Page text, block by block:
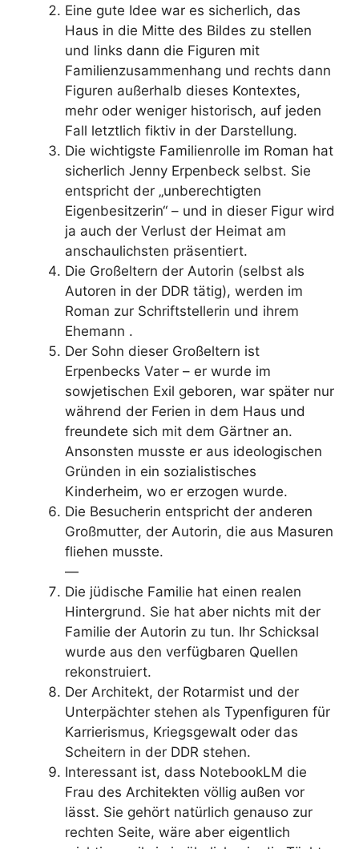
Eine gute Idee war es sicherlich, das
Haus in die Mitte des Bildes zu stellen
und links dann die Figuren mit
Familienzusammenhang und rechts dann
Figuren außerhalb dieses Kontextes,
mehr oder weniger historisch, auf jeden
Fall letztlich fiktiv in der Darstellung.
Die wichtigste Familienrolle im Roman hat
sicherlich Jenny Erpenbeck selbst. Sie
entspricht der „unberechtigten
Eigenbesitzerin“ – und in dieser Figur wird
ja auch der Verlust der Heimat am
anschaulichsten präsentiert.
Die Großeltern der Autorin (selbst als
Autoren in der DDR tätig), werden im
Roman zur Schriftstellerin und ihrem
Ehemann .
Der Sohn dieser Großeltern ist
Erpenbecks Vater – er wurde im
sowjetischen Exil geboren, war später nur
während der Ferien in dem Haus und
freundete sich mit dem Gärtner an.
Ansonsten musste er aus ideologischen
Gründen in ein sozialistisches
Kinderheim, wo er erzogen wurde.
Die Besucherin entspricht der anderen
Großmutter, der Autorin, die aus Masuren
fliehen musste.
—
Die jüdische Familie hat einen realen
Hintergrund. Sie hat aber nichts mit der
Familie der Autorin zu tun. Ihr Schicksal
wurde aus den verfügbaren Quellen
rekonstruiert.
Der Architekt, der Rotarmist und der
Unterpächter stehen als Typenfiguren für
Karrierismus, Kriegsgewalt oder das
Scheitern in der DDR stehen.
Interessant ist, dass NotebookLM die
Frau des Architekten völlig außen vor
lässt. Sie gehört natürlich genauso zur
rechten Seite, wäre aber eigentlich